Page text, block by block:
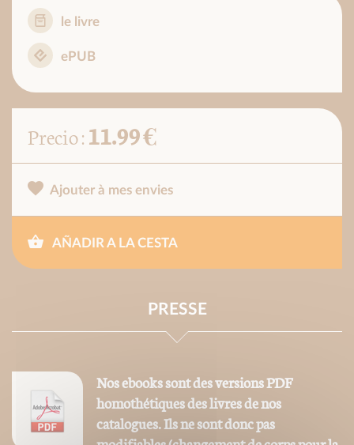
le livre
ePUB
Precio :11.99 €
Ajouter à mes envies
AÑADIR A LA CESTA
PRESSE
Nos ebooks sont des versions PDF
homothétiques des livres de nos
catalogues. Ils ne sont donc pas